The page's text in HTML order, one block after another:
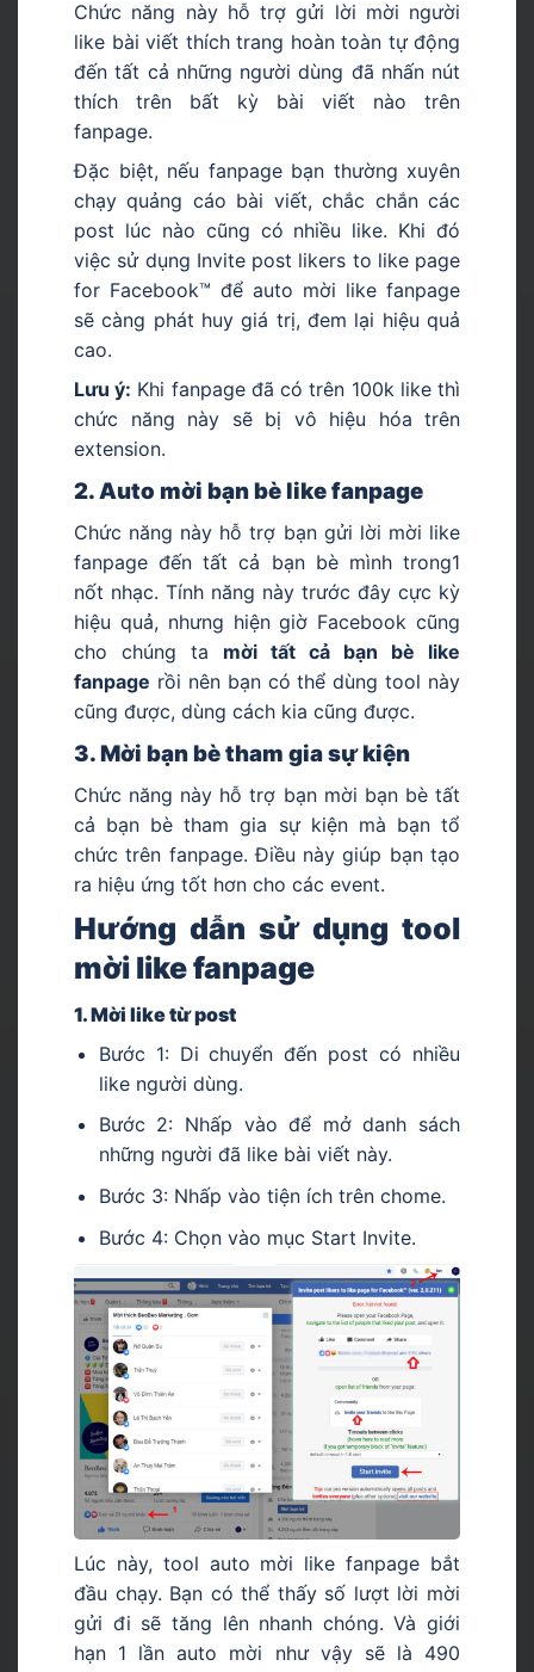
Chức năng này hỗ trợ gửi lời mời người
like bài viết thích trang hoàn toàn tự động
đến tất cả những người dùng đã nhấn nút
thích trên bất kỳ bài viết nào trên
fanpage.
Đặc biệt, nếu fanpage bạn thường xuyên
chạy quảng cáo bài viết, chắc chắn các
post lúc nào cũng có nhiều like. Khi đó
việc sử dụng Invite post likers to like page
for Facebook™ để auto mời like fanpage
sẽ càng phát huy giá trị, đem lại hiệu quả
cao.
Lưu ý: Khi fanpage đã có trên 100k like thì
chức năng này sẽ bị vô hiệu hóa trên
extension.
2. Auto mời bạn bè like fanpage
Chức năng này hỗ trợ bạn gửi lời mời like
fanpage đến tất cả bạn bè mình trong1
nốt nhạc. Tính năng này trước đây cực kỳ
hiệu quả, nhưng hiện giờ Facebook cũng
cho chúng ta mời tất cả bạn bè like
fanpage rồi nên bạn có thể dùng tool này
cũng được, dùng cách kia cũng được.
3. Mời bạn bè tham gia sự kiện
Chức năng này hỗ trợ bạn mời bạn bè tất
cả bạn bè tham gia sự kiện mà bạn tổ
chức trên fanpage. Điều này giúp bạn tạo
ra hiệu ứng tốt hơn cho các event.
Hướng dẫn sử dụng tool
mời like fanpage
1. Mời like từ post
Bước 1: Di chuyển đến post có nhiều
like người dùng.
Bước 2: Nhấp vào để mở danh sách
những người đã like bài viết này.
Bước 3: Nhấp vào tiện ích trên chome.
Bước 4: Chọn vào mục Start Invite.
Lúc này, tool auto mời like fanpage bắt
đầu chạy. Bạn có thể thấy số lượt lời mời
gửi đi sẽ tăng lên nhanh chóng. Và giới
hạn 1 lần auto mời như vậy sẽ là 490